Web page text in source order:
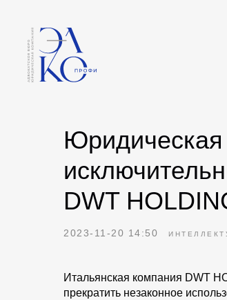
DWT
2023-11-20 14:50
Итальянская компания DWT
прекратить незаконное